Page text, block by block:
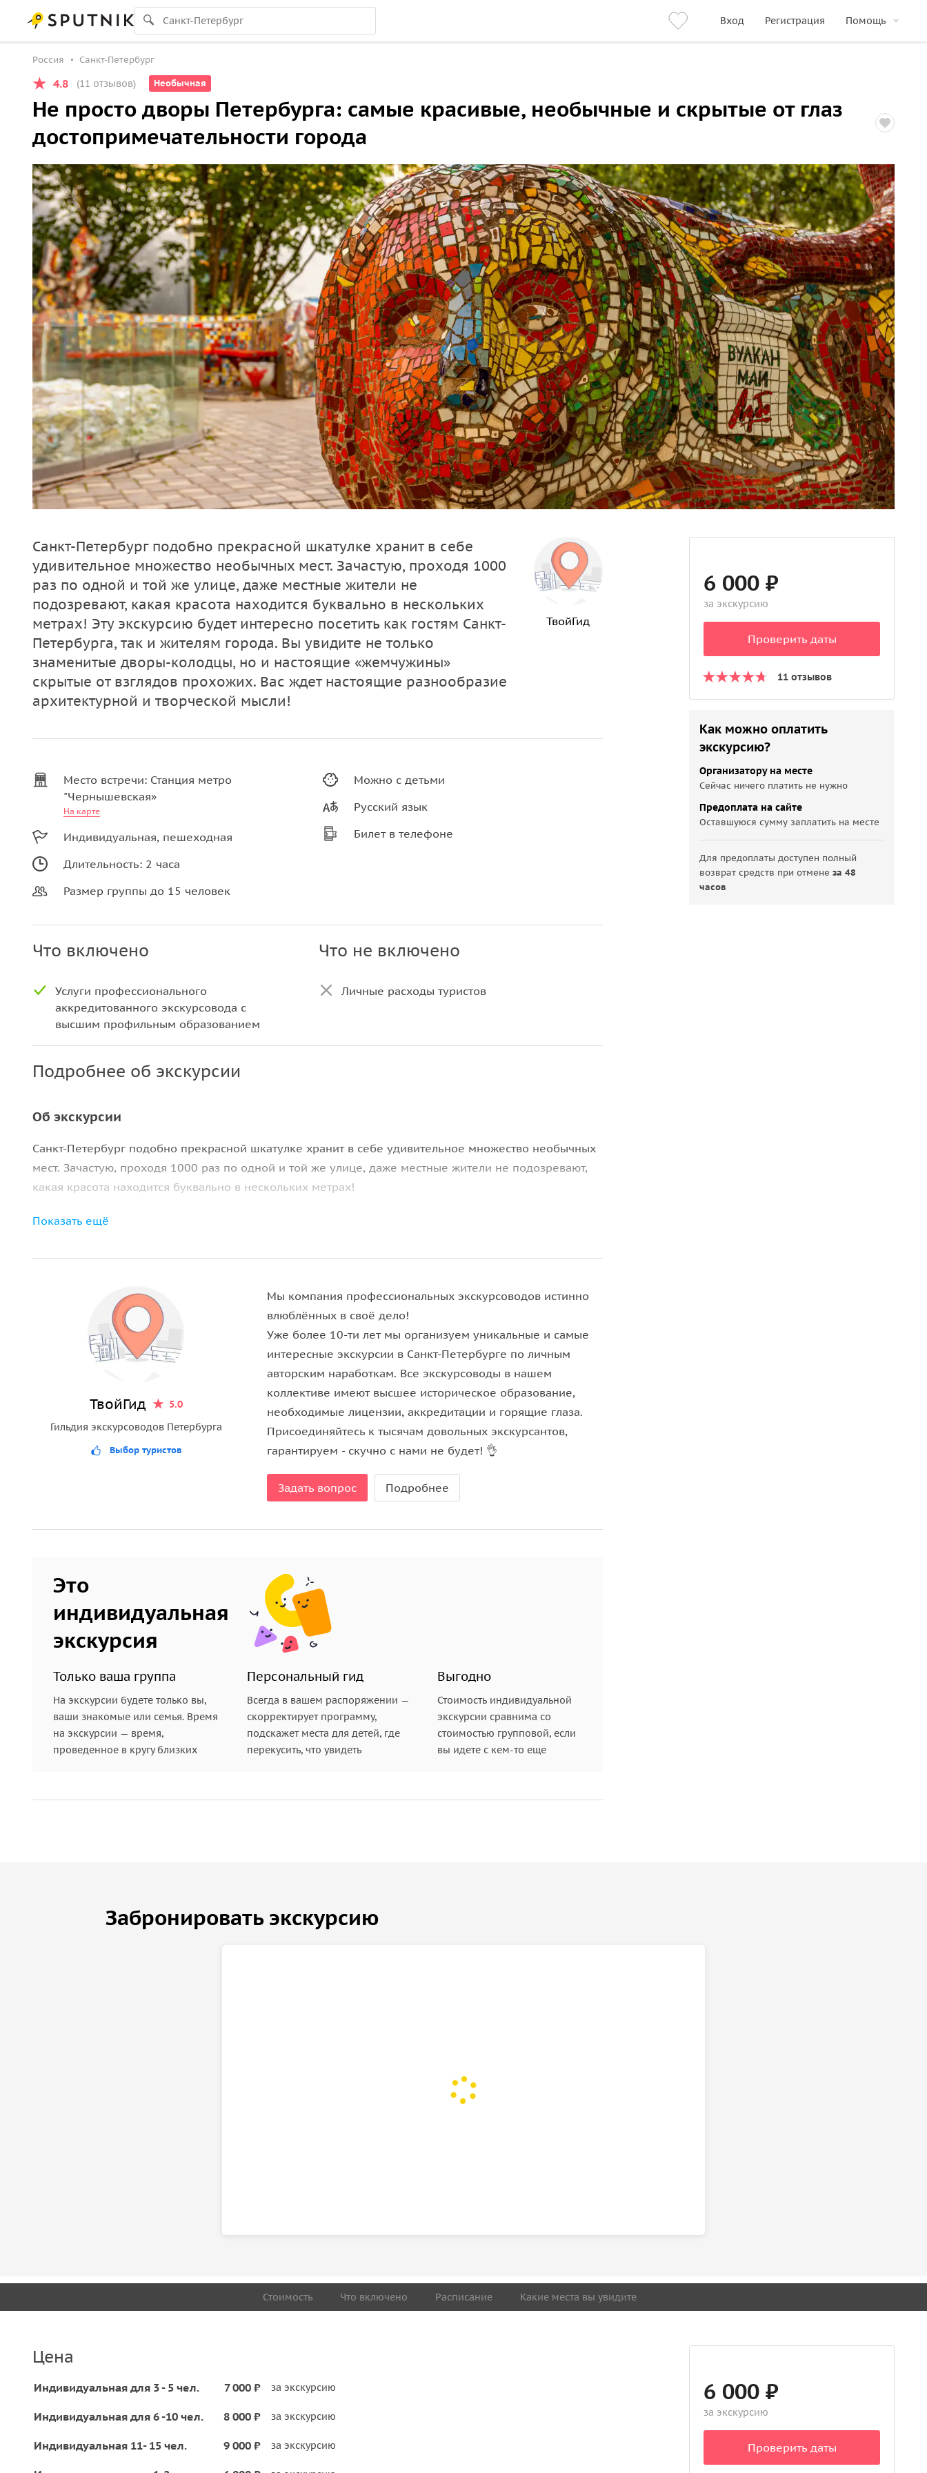
Вход Регистрация Помощь
Россия Санкт-Петербург
4.8 (11 отзывов) Необычная
Не просто дворы Петербурга: самые красивые, необычные и скрытые от глаз
достопримечательности города
Санкт-Петербург подобно прекрасной шкатулке хранит в себе
удивительное множество необычных мест. Зачастую, проходя 1000
раз по одной и той же улице, даже местные жители не
подозревают, какая красота находится буквально в нескольких
метрах! Эту экскурсию будет интересно посетить как гостям Санкт-
Петербурга, так и жителям города. Вы увидите не только
знаменитые дворы-колодцы, но и настоящие «жемчужины»
скрытые от взглядов прохожих. Вас ждет настоящие разнообразие
архитектурной и творческой мысли!
ТвойГид
Место встречи: Станция метро
"Чернышевская»
На карте
Индивидуальная, пешеходная
Длительность: 2 часа
Размер группы до 15 человек
Можно с детьми
Русский язык
Билет в телефоне
Что включено
Услуги профессионального
аккредитованного экскурсовода с
высшим профильным образованием
Что не включено
Личные расходы туристов
Подробнее об экскурсии
Об экскурсии
Санкт-Петербург подобно прекрасной шкатулке хранит в себе удивительное множество необычных
мест. Зачастую, проходя 1000 раз по одной и той же улице, даже местные жители не подозревают,
какая красота находится буквально в нескольких метрах!
Эту экскурсию будет интересно посетить как гостям Санкт-Петербурга, так и жителям города. Вы
Однозначно, Вас ждет разнообразие архитектурной и творческой мысли!
Показать ещё
ТвойГид
5.0
Гильдия экскурсоводов Петербурга
Выбор туристов
Мы компания профессиональных экскурсоводов истинно
влюблённых в своё дело!
Уже более 10-ти лет мы организуем уникальные и самые
интересные экскурсии в Санкт-Петербурге по личным
авторским наработкам. Все экскурсоводы в нашем
коллективе имеют высшее историческое образование,
необходимые лицензии, аккредитации и горящие глаза.
Присоединяйтесь к тысячам довольных экскурсантов,
гарантируем - скучно с нами не будет! 👌
Задать вопрос Подробнее
Это
индивидуальная
экскурсия
Только ваша группа
На экскурсии будете только вы,
ваши знакомые или семья. Время
на экскурсии — время,
проведенное в кругу близких
Персональный гид
Всегда в вашем распоряжении —
скорректирует программу,
подскажет места для детей, где
перекусить, что увидеть
Выгодно
Стоимость индивидуальной
экскурсии сравнима со
стоимостью групповой, если
вы идете с кем-то еще
6 000 ₽
за экскурсию
Проверить даты
11 отзывов
Как можно оплатить
экскурсию?
Организатору на месте
Сейчас ничего платить не нужно
Предоплата на сайте
Оставшуюся сумму заплатить на месте
Для предоплаты доступен полный
возврат средств при отменеза 48
часов
Забронировать экскурсию
Стоимость Что включено Расписание Какие места вы увидите
Цена
Индивидуальная для 3 - 5 чел. 7 000 ₽ за экскурсию
Индивидуальная для 6 -10 чел. 8 000 ₽ за экскурсию
Индивидуальная 11- 15 чел. 9 000 ₽ за экскурсию
6 000 ₽
за экскурсию
Проверить даты